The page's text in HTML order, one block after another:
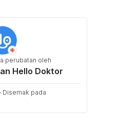
perubatan oleh
Hello Doktor
· Disemak pada